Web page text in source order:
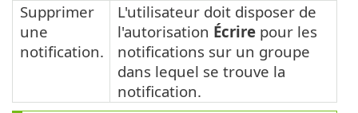
Supprimer
une
notification.
L'utilisateur doit disposer de
l'autorisation Écrire pour les
notifications sur un groupe
dans lequel se trouve la
notification.